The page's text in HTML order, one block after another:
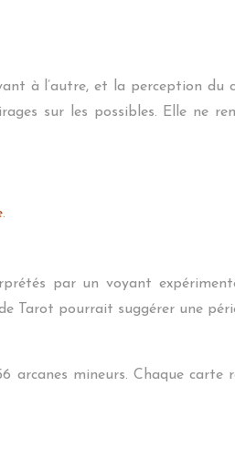
à l’autre, et la perception du
sur les possibles. Elle ne
.
par un voyant
Tarot pourrait suggérer une
mineurs. Chaque carte